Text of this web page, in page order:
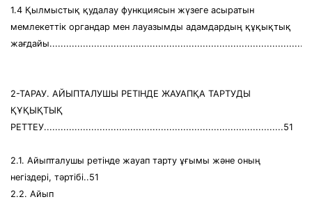
1.4 Қылмыстық қудалау функциясын жүзеге асыратын
мемлекеттік органдар мен лауазымды адамдардың құқықтық
2-ТАРАУ. АЙЫПТАЛУШЫ РЕТІНДЕ ЖАУАПҚА ТАРТУДЫ
ҚҰҚЫҚТЫҚ
РЕТТЕУ......................................................................................51
2.1. Айыпталушы ретінде жауап тарту ұғымы және оның
негіздері, тәртібі..51
2.2. Айып